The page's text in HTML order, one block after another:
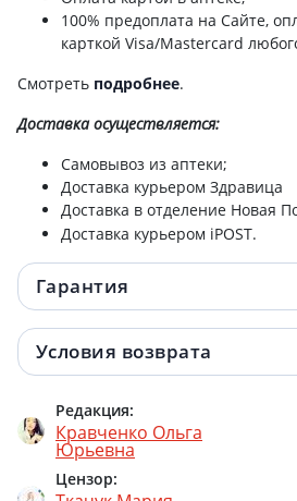
Биокон натуральный уход крем д/
интенсивное питание 60+ 90мл
Биокон спрей д/свежести дыхания
Биокон спрей д/свежести дыхания
шалфей/прополис 25мл 220049
Биокон натурал уход крем д/рук
интенсивное увлажнение 90мл
Биокон натурал уход крем д/рук
питат 90мл 440060
Биокон натурал уход помада гиг
смородина/шиповник 4,6г
Биокон натурал уход помада гиг
100% предоплата на Сайте,
карткой Visa/Mastercard
Смотреть подробнее.
Доставкаосуществляется:
Самовывоз из аптеки;
Доставка курьером Здравица
Доставка в отделение Новая
Доставка курьером iPOST.
Гарантия
Условия возврата
Редакция:
Кравченко Ольга
Юрьевна
Цензор: